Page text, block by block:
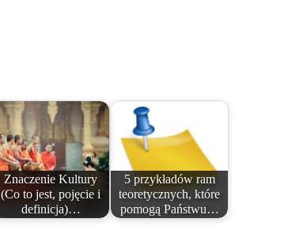
Znaczenie Kultury
(Co to jest, pojęcie i
definicja)…
5 przykładów ram
teoretycznych, które
pomogą Państwu…